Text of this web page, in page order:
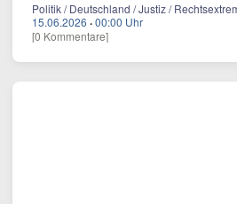
Politik / Deutschland / Justiz /
15.06.2026 ·00:00 Uhr
[0 Kommentare]